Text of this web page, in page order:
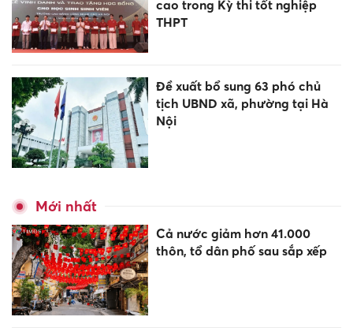
cao trong Kỳ thi tốt nghiệp
THPT
Đề xuất bổ sung 63 phó chủ
tịch UBND xã, phường tại Hà
Nội
Mới nhất
Cả nước giảm hơn 41.000
thôn, tổ dân phố sau sắp xếp